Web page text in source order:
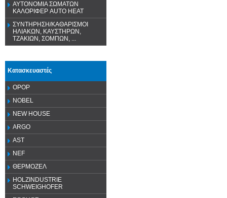
ΑΥΤΟΝΟΜΙΑ ΣΩΜΑΤΩΝ
ΚΑΛΟΡΙΦΕΡ AUTO HEAT
ΣΥΝΤΗΡΗΣΗ/ΚΑΘΑΡΙΣΜΟΙ
ΗΛΙΑΚΩΝ, ΚΑΥΣΤΗΡΩΝ,
ΤΖΑΚΙΩΝ, ΣΟΜΠΩΝ, ...
Κατασκευαστές
OPOP
NOBEL
NEW HOUSE
ARGO
AST
NEF
ΘΕΡΜΟΖΕΛ
HOLZINDUSTRIE
SCHWEIGHOFER